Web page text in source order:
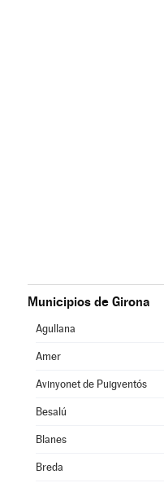
Municipios de Girona
Agullana
Amer
Avinyonet de Puigventós
Besalú
Blanes
Breda